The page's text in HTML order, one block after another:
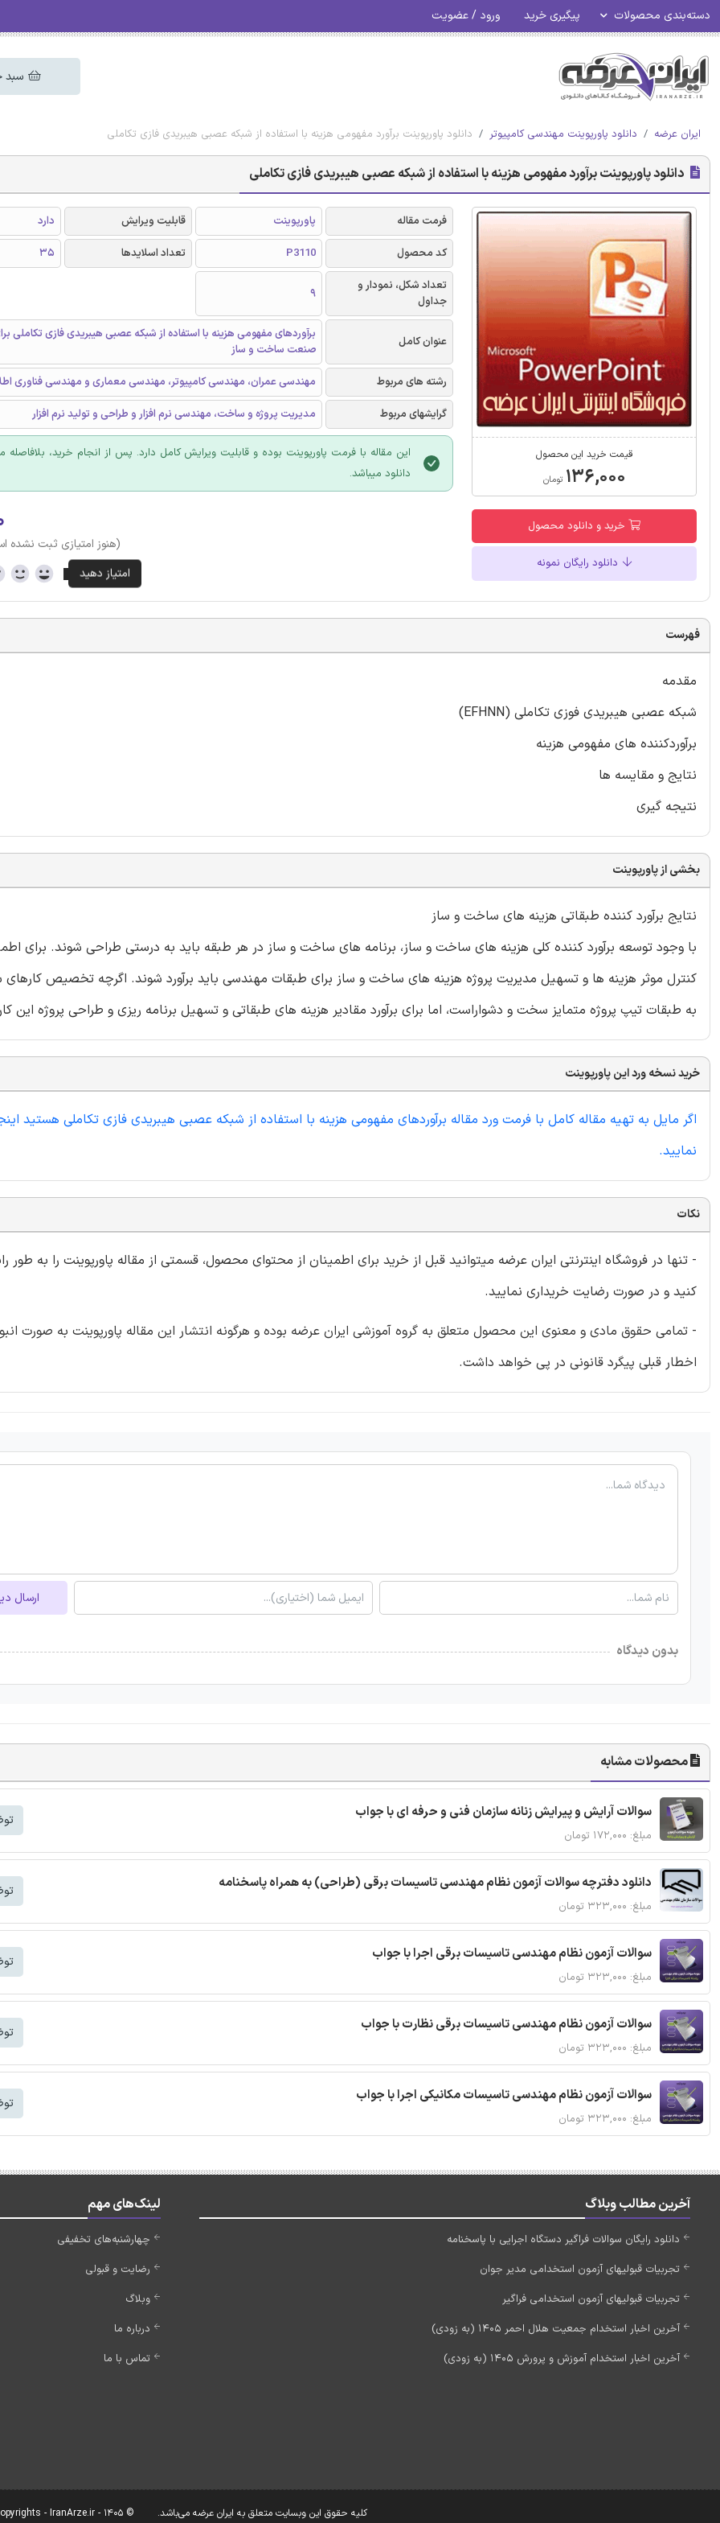
دسته‌بندی محصولات پیگیری خرید ورود / عضویت
سبد
ایران عرضه دانلود پاورپوینت مهندسی کامپیوتر دانلود پاورپوینت برآورد مفهومی هزینه با استفاده از شبکه عصبی هیبریدی فازی تکاملی
دانلود پاورپوینت برآورد مفهومی هزینه با استفاده از شبکه عصبی هیبریدی فازی تکاملی
قیمت خرید این محصول
۱۳۶,۰۰۰ تومان
خرید و دانلود محصول
دانلود رایگان نمونه
فرمت مقاله پاورپوینت قابلیت ویرایش
دارد
کد محصول
P3110 تعداد اسلایدها
35
تعداد شکل، نمودار و
جداول
9
عنوان کامل
برآوردهای مفهومی هزینه با استفاده از شبکه عصبی هیبریدی فازی تکاملی
صنعت ساخت و ساز
رشته های مربوط
مهندسی عمران، مهندسی کامپیوتر، مهندسی معماری و مهندسی فناوری
گرایشهای مربوط
مدیریت پروژه و ساخت، مهندسی نرم افزار و طراحی و تولید نرم افزار
این مقاله با فرمت پاورپوینت بوده و قابلیت ویرایش کامل دارد. پس از انجام خرید،
دانلود میباشد.
(هنوز امتیازی ثبت نشده
فهرست
مقدمه
شبکه عصبی هیبریدی فوزی تکاملی (EFHNN)
برآوردکننده های مفهومی هزینه
نتایج و مقایسه ها
نتیجه گیری
بخشی از پاورپوینت
نتایج برآورد کننده طبقاتی هزینه های ساخت و ساز
با وجود توسعه برآورد کننده کلی هزینه های ساخت و ساز، برنامه های ساخت و ساز در هر طبقه باید به درستی طراحی شوند. برای
کنترل موثر هزینه ها و تسهیل مدیریت پروژه هزینه های ساخت و ساز برای طبقات مهندسی باید برآورد شوند. اگرچه تخصیص
به طبقات تیپ پروژه متمایز سخت و دشواراست، اما برای برآورد مقادیر هزینه های طبقاتی و تسهیل برنامه ریزی و طراحی پروژه این
خرید نسخه ورد این پاورپوینت
اگر مایل به تهیه مقاله کامل با فرمت ورد مقاله برآوردهای مفهومی هزینه با استفاده از شبکه عصبی هیبریدی فازی تکاملی هستید
نمایید.
نکات
- تنها در فروشگاه اینترنتی ایران عرضه میتوانید قبل از خرید برای اطمینان از محتوای محصول، قسمتی از مقاله پاورپوینت را به طور
کنید و در صورت رضایت خریداری نمایید.
- تمامی حقوق مادی و معنوی این محصول متعلق به گروه آموزشی ایران عرضه بوده و هرگونه انتشار این مقاله پاورپوینت به صورت
اخطار قبلی پیگرد قانونی در پی خواهد داشت.
ارسال
بدون دیدگاه
محصولات مشابه
سوالات آرایش و پیرایش زنانه سازمان فنی و حرفه ای با جواب
مبلغ: ۱۷۲,۰۰۰ تومان
دانلود دفترچه سوالات آزمون نظام مهندسی تاسیسات برقی (طراحی) به همراه پاسخنامه
مبلغ: ۳۲۳,۰۰۰ تومان
سوالات آزمون نظام مهندسی تاسیسات برقی اجرا با جواب
مبلغ: ۳۲۳,۰۰۰ تومان
سوالات آزمون نظام مهندسی تاسیسات برقی نظارت با جواب
مبلغ: ۳۲۳,۰۰۰ تومان
سوالات آزمون نظام مهندسی تاسیسات مکانیکی اجرا با جواب
مبلغ: ۳۲۳,۰۰۰ تومان
آخرین مطالب وبلاگ
دانلود رایگان سوالات فراگیر دستگاه اجرایی با پاسخنامه
تجربیات قبولیهای آزمون استخدامی مدیر جوان
تجربیات قبولیهای آزمون استخدامی فراگیر
آخرین اخبار استخدام جمعیت هلال احمر 1405 (به زودی)
آخرین اخبار استخدام آموزش و پرورش 1405 (به زودی)
لینک‌های مهم
چهارشنبه‌های تخفیفی
رضایت و قبولی
وبلاگ
درباره ما
تماس با ما
کلیه حقوق این وبسایت متعلق به ایران عرضه می‌باشد. © Copyrights - IranArze.ir - 1405